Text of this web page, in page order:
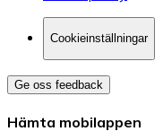
Cookieinställningar
Ge oss feedback
Hämta mobilappen